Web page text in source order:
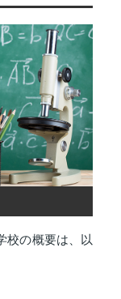
校の概要は、以